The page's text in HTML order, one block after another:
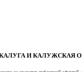
И КАЛУЖСКАЯ